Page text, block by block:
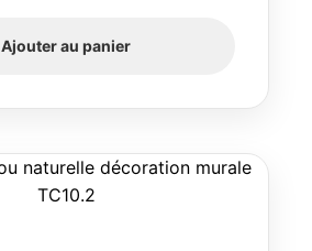
Ajouter au panier